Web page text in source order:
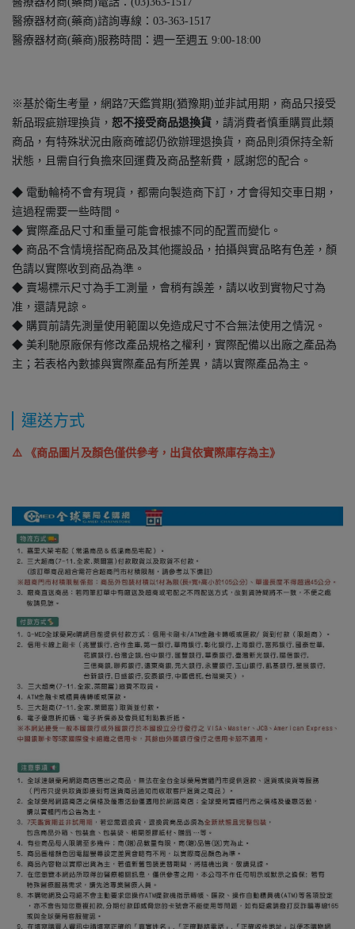
醫療器材商(藥商)諮詢專線：03-363-1517
醫療器材商(藥商)服務時間：週一至週五 9:00-18:00
※基於衛生考量，網路7天鑑賞期(猶豫期)並非試用期，商品只接受
新品瑕疵辦理換貨， 恕不接受商品退換貨 ，請消費者慎重購買此類
商品，有特殊狀況由廠商確認仍欲辦理退換貨，商品則須保持全新
狀態，且需自行負擔來回運費及商品整新費，感謝您的配合。
◆ 電動輪椅不會有現貨，都需向製造商下訂，才會得知交車日期，
這過程需要一些時間。
◆ 實際產品尺寸和重量可能會根據不同的配置而變化。
◆ 商品不含情境搭配商品及其他擺設品，拍攝與實品略有色差，顏
色請以實際收到商品為準。
◆ 賣場標示尺寸為手工測量，會稍有誤差，請以收到實物尺寸為
准，還請見諒。
◆ 購買前請先測量使用範圍以免造成尺寸不合無法使用之情況。
◆ 美利馳原廠保有修改產品規格之權利，實際配備以出廠之產品為
主；若表格內數據與實際產品有所差異，請以實際產品為主。
運送方式
⚠️ 《商品圖片及顏色僅供參考，出貨依實際庫存為主》